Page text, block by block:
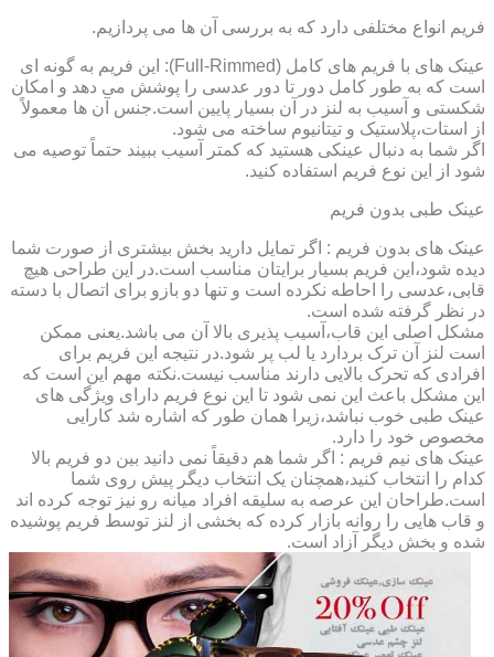
فریم انواع مختلفی دارد که به بررسی آن ها می پردازیم.
عینک های با فریم های کامل (Full-Rimmed): این فریم به گونه ای
است که به طور کامل دور تا دور عدسی را پوشش می دهد و امکان
شکستی و آسیب به لنز در آن بسیار پایین است.جنس آن ها معمولاً
از استات،پلاستیک و تیتانیوم ساخته می شود.
اگر شما به دنبال عینکی هستید که کمتر آسیب ببیند حتماً توصیه می
شود از این نوع فریم استفاده کنید.
عینک طبی بدون فریم
عینک های بدون فریم : اگر تمایل دارید بخش بیشتری از صورت شما
دیده شود،این فریم بسیار برایتان مناسب است.در این طراحی هیچ
قابی،عدسی را احاطه نکرده است و تنها دو بازو برای اتصال با دسته
در نظر گرفته شده است.
مشکل اصلی این قاب،آسیب پذیری بالا آن می باشد.یعنی ممکن
است لنز آن ترک بردارد یا لب پر شود.در نتیجه این فریم برای
افرادی که تحرک بالایی دارند مناسب نیست.نکته مهم این است که
این مشکل باعث این نمی شود تا این نوع فریم دارای ویژگی های
عینک طبی خوب نباشد،زیرا همان طور که اشاره شد کارایی
مخصوص خود را دارد.
عینک های نیم فریم : اگر شما هم دقیقاً نمی دانید بین دو فریم بالا
کدام را انتخاب کنید،همچنان یک انتخاب دیگر پیش روی شما
است.طراحان این عرصه به سلیقه افراد میانه رو نیز توجه کرده اند
و قاب هایی را روانه بازار کرده که بخشی از لنز توسط فریم پوشیده
شده و بخش دیگر آزاد است.